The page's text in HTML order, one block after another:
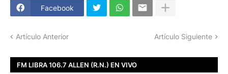
Facebook
Artículo Anterior Artículo Siguiente
FM LIBRA 106.7 ALLEN (R.N.) EN VIVO